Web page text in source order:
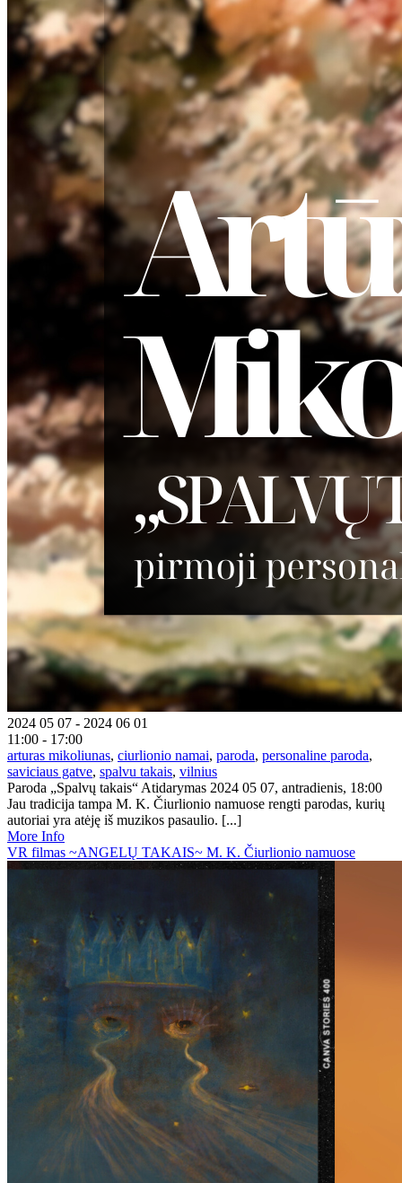
2024 05 07 - 2024 06 01
11:00 - 17:00
arturas mikoliunas, ciurlionio namai, paroda, personaline paroda,
saviciaus gatve, spalvu takais, vilnius
Paroda „Spalvų takais“ Atidarymas 2024 05 07, antradienis, 18:00
Jau tradicija tampa M. K. Čiurlionio namuose rengti parodas, kurių
autoriai yra atėję iš muzikos pasaulio. [...]
More Info
VR filmas ~ANGELŲ TAKAIS~ M. K. Čiurlionio namuose